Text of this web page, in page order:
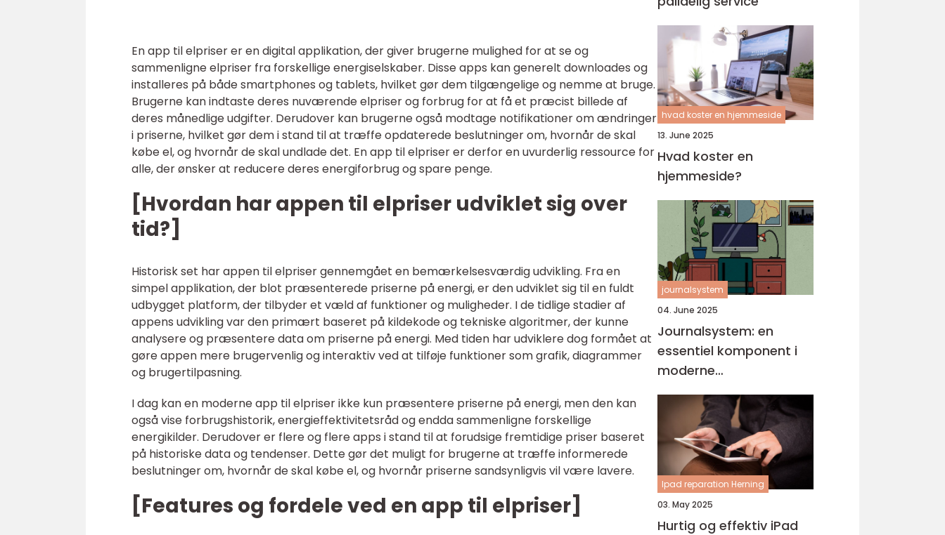
En app til elpriser er en digital applikation, der giver brugerne mulighed for at se og
sammenligne elpriser fra forskellige energiselskaber. Disse apps kan generelt downloades og
installeres på både smartphones og tablets, hvilket gør dem tilgængelige og nemme at bruge.
Brugerne kan indtaste deres nuværende elpriser og forbrug for at få et præcist billede af
deres månedlige udgifter. Derudover kan brugerne også modtage notifikationer om ændringer
i priserne, hvilket gør dem i stand til at træffe opdaterede beslutninger om, hvornår de skal
købe el, og hvornår de skal undlade det. En app til elpriser er derfor en uvurderlig ressource for
alle, der ønsker at reducere deres energiforbrug og spare penge.
[Hvordan har appen til elpriser udviklet sig over
tid?]
Historisk set har appen til elpriser gennemgået en bemærkelsesværdig udvikling. Fra en
simpel applikation, der blot præsenterede priserne på energi, er den udviklet sig til en fuldt
udbygget platform, der tilbyder et væld af funktioner og muligheder. I de tidlige stadier af
appens udvikling var den primært baseret på kildekode og tekniske algoritmer, der kunne
analysere og præsentere data om priserne på energi. Med tiden har udviklere dog formået at
gøre appen mere brugervenlig og interaktiv ved at tilføje funktioner som grafik, diagrammer
og brugertilpasning.
I dag kan en moderne app til elpriser ikke kun præsentere priserne på energi, men den kan
også vise forbrugshistorik, energieffektivitetsråd og endda sammenligne forskellige
energikilder. Derudover er flere og flere apps i stand til at forudsige fremtidige priser baseret
på historiske data og tendenser. Dette gør det muligt for brugerne at træffe informerede
beslutninger om, hvornår de skal købe el, og hvornår priserne sandsynligvis vil være lavere.
[Features og fordele ved en app til elpriser]
hvad koster en hjemmeside
13. June 2025
Hvad koster en
hjemmeside?
journalsystem
04. June 2025
Journalsystem: en
essentiel komponent i
moderne
sundhedsvæsen
Ipad reparation Herning
03. May 2025
Hurtig og effektiv iPad